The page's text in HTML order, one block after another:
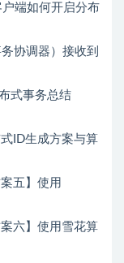
端如何开启分布
协调器）接收到
式事务总结
ID生成方案与算
五】使用
六】使用雪花算